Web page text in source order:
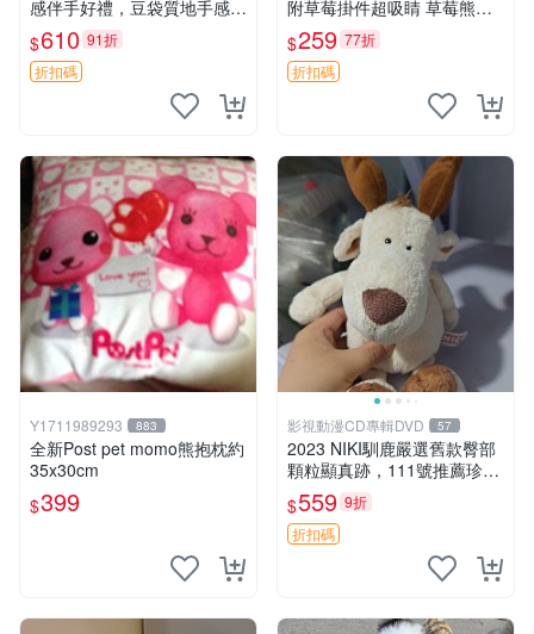
感伴手好禮，豆袋質地手感
佳，抱枕小熊 recom 推薦 白
色豆袋 玩具
$610 91折
折扣碼
附草莓掛件超吸睛 草莓熊手
提包 草莓掛件 可愛portunes
e
$259 77折
折扣碼
Y1711989293 883
全新Post pet momo熊抱枕約
35x30cm
$399
影視動漫CD專輯DVD 57
2023 NIKI馴鹿嚴選舊款臀部
顆粒顯真跡，111號推薦珍藏
品 馴鹿 舊款 尾巴顆粒
$559 9折
折扣碼